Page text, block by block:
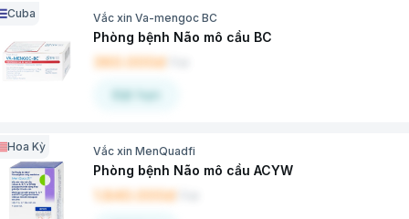
Cuba Vắc xin Va-mengoc BC
Phòng bệnh Não mô cầu BC
360.000đ
Đặt hẹn
Hoa Kỳ Vắc xin MenQuadfi
Phòng bệnh Não mô cầu ACYW
1.840.000đ